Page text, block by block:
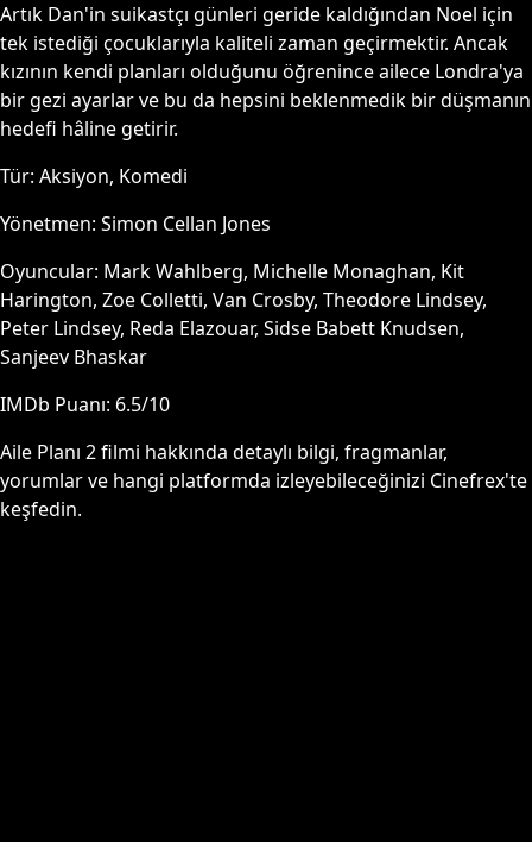
Artık Dan'in suikastçı günleri geride kaldığından Noel için
tek istediği çocuklarıyla kaliteli zaman geçirmektir. Ancak
kızının kendi planları olduğunu öğrenince ailece Londra'ya
bir gezi ayarlar ve bu da hepsini beklenmedik bir düşmanın
hedefi hâline getirir.
Tür: Aksiyon, Komedi
Yönetmen: Simon Cellan Jones
Oyuncular: Mark Wahlberg, Michelle Monaghan, Kit
Harington, Zoe Colletti, Van Crosby, Theodore Lindsey,
Peter Lindsey, Reda Elazouar, Sidse Babett Knudsen,
Sanjeev Bhaskar
IMDb Puanı: 6.5/10
Aile Planı 2filmi hakkında detaylı bilgi, fragmanlar,
yorumlar ve hangi platformda izleyebileceğinizi Cinefrex'te
keşfedin.